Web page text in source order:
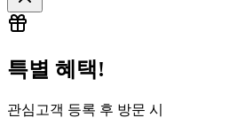
특별 혜택!
관심고객 등록 후 방문 시